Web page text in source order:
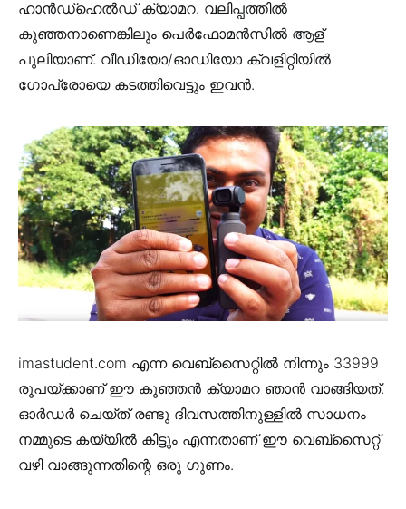
ഹാൻഡ്‌ഹെൽഡ് ക്യാമറ. വലിപ്പത്തിൽ
കുഞ്ഞനാണെങ്കിലും പെർഫോമൻസിൽ ആള്
പുലിയാണ്. വീഡിയോ/ഓഡിയോ ക്വളിറ്റിയിൽ
ഗോപ്രോയെ കടത്തിവെട്ടും ഇവൻ.
imastudent.com എന്ന വെബ്‌സൈറ്റിൽ നിന്നും 33999
രൂപയ്ക്കാണ് ഈ കുഞ്ഞൻ ക്യാമറ ഞാൻ വാങ്ങിയത്.
ഓർഡർ ചെയ്ത് രണ്ടു ദിവസത്തിനുള്ളിൽ സാധനം
നമ്മുടെ കയ്യിൽ കിട്ടും എന്നതാണ് ഈ വെബ്‌സൈറ്റ്
വഴി വാങ്ങുന്നതിന്റെ ഒരു ഗുണം.